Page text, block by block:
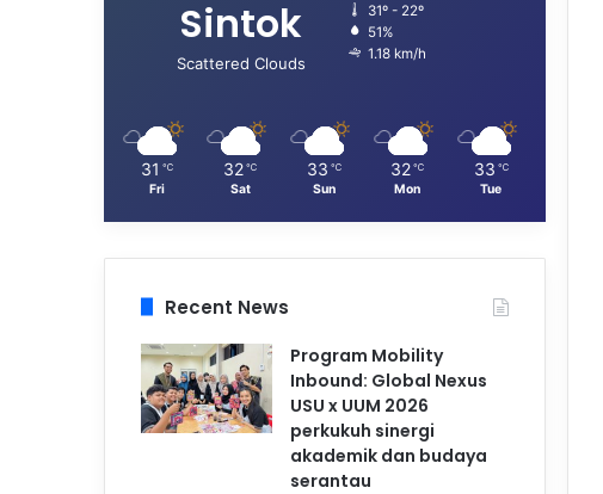
Sintok
Scattered Clouds
31º - 22º
51%
1.18 km/h
31 ℃
Fri
32 ℃
Sat
33 ℃
Sun
32 ℃
Mon
33 ℃
Tue
Recent News
Program Mobility
Inbound: Global Nexus
USU x UUM 2026
perkukuh sinergi
akademik dan budaya
serantau